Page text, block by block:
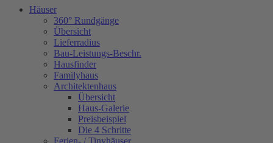
Häuser
360° Rundgänge
Übersicht
Lieferradius
Bau-Leistungs-Beschr.
Hausfinder
Familyhaus
Architektenhaus
Übersicht
Haus-Galerie
Preisbeispiel
Die 4 Schritte
Ferien- / Tinyhäuser